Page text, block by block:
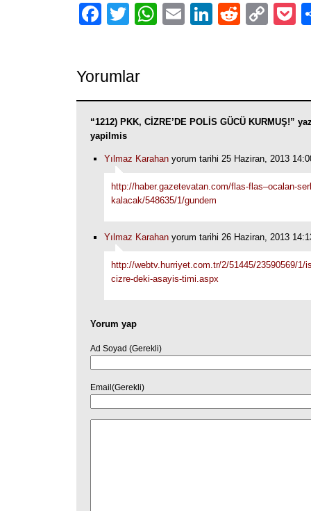
Facebook
TwitterWhatsApp
EmailLinkedIn
Reddit
Yorumlar
“1212) PKK, CİZRE’DE POLİS GÜCÜ KURMUŞ!”
yapilmis
Yılmaz Karahan yorum tarihi 25 Haziran, 2013
http://haber.gazetevatan.com/flas-flas–ocalan-
kalacak/548635/1/gundem
Yılmaz Karahan yorum tarihi 26 Haziran, 2013
http://webtv.hurriyet.com.tr/2/51445/23590569/1/
cizre-deki-asayis-timi.aspx
Yorum yap
Ad Soyad (Gerekli)
Email(Gerekli)